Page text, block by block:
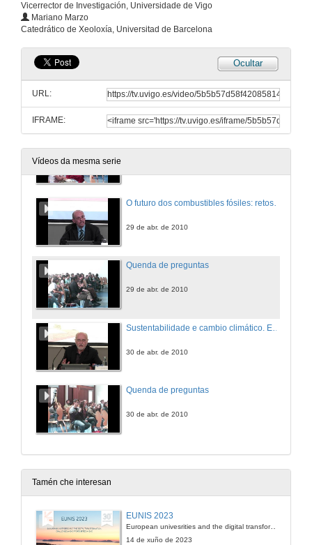
Vicerrector de Investigación, Universidade de Vigo
Mariano Marzo
Catedrático de Xeoloxía, Universitad de Barcelona
Ocultar
URL:
IFRAME:
Vídeos da mesma serie
28 de abr. de 2010
29 de abr. de 2010
Quenda de preguntas
29 de abr. de 2010
30 de abr. de 2010
Quenda de preguntas
30 de abr. de 2010
Tamén che interesan
EUNIS 2023
European univesrities and the digital transformation: challenges and opportunities ahead
14 de xuño de 2023